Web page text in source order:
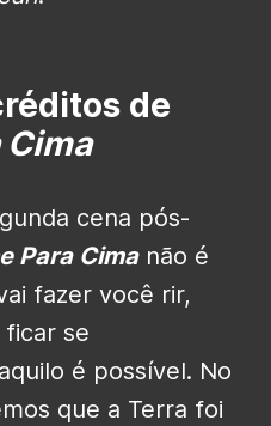
de
Cima
cena pós-
Para Cimanão é
fazer você rir,
se
é possível. No
que a Terra foi